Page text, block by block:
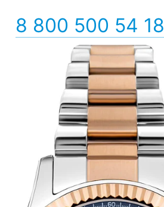
8 800 500 54 18